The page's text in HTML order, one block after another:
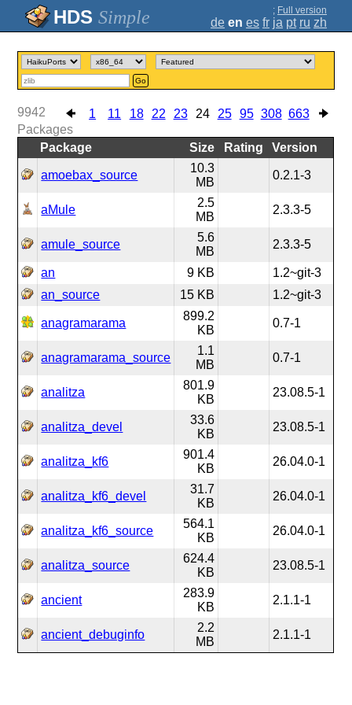
Simple ; Full version
de en es fr ja pt ru zh
Go
1 11 18 22 23 24 25 95 308 663
9942
Packages
Package
Size Rating Version
amoebax_source
10.3
MB
0.2.1-3
aMule
2.5
MB
2.3.3-5
amule_source
5.6
MB
2.3.3-5
an 9 KB
1.2~git-3
an_source
15 KB 1.2~git-3
anagramarama
899.2
KB
0.7-1
anagramarama_source
1.1
MB
0.7-1
analitza
801.9
KB
23.08.5-1
analitza_devel
33.6
KB
23.08.5-1
analitza_kf6
901.4
KB
26.04.0-1
analitza_kf6_devel
31.7
KB
26.04.0-1
analitza_kf6_source
564.1
KB
26.04.0-1
analitza_source
624.4
KB
23.08.5-1
ancient
283.9
KB
2.1.1-1
ancient_debuginfo
2.2
MB
2.1.1-1